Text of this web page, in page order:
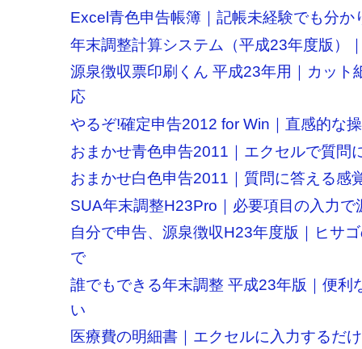
Excel青色申告帳簿｜記帳未経験でも分か
年末調整計算システム（平成23年度版）
源泉徴収票印刷くん 平成23年用｜カット
応
やるぞ!確定申告2012 for Win｜直感的な
おまかせ青色申告2011｜エクセルで質問
おまかせ白色申告2011｜質問に答える感
SUA年末調整H23Pro｜必要項目の入力で
自分で申告、源泉徴収H23年度版｜ヒサ
で
誰でもできる年末調整 平成23年版｜便利
い
医療費の明細書｜エクセルに入力するだ